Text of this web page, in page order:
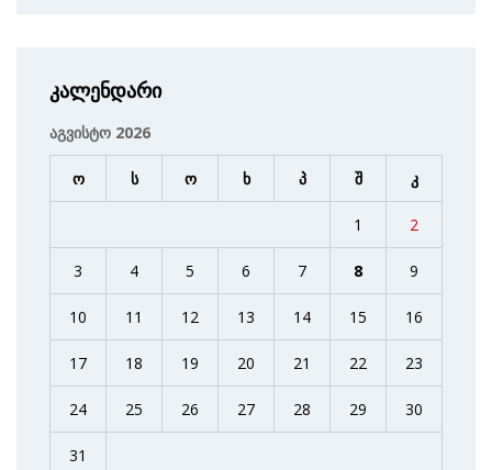
კალენდარი
აგვისტო 2026
ო ს ო ხ პ შ კ
1 2
3 4 5 6 7 8 9
10 11 12 13 14 15 16
17 18 19 20 21 22 23
24 25 26 27 28 29 30
31